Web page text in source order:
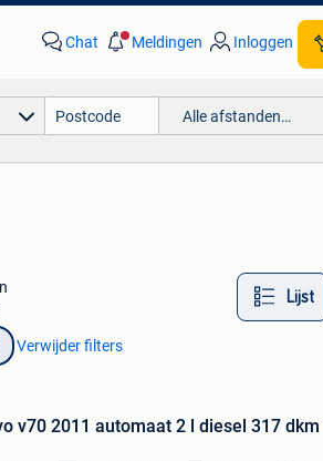
Chat Meldingen Inloggen
Alle afstanden…
Lijst
Verwijder filters
v70 2011 automaat 2 l diesel 317